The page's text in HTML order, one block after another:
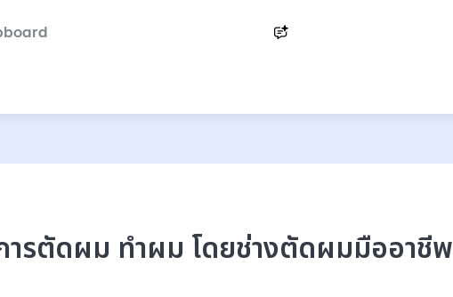
รตัดผม ทำผม โดยช่างตัดผมมืออาชีพ